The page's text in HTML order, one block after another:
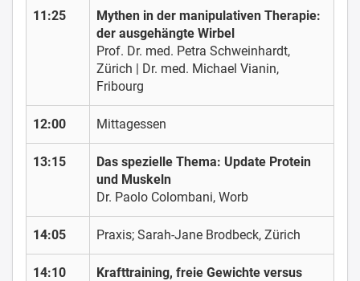
11:25
Mythen in der manipulativen Therapie:
der ausgehängte Wirbel
Prof. Dr. med. Petra Schweinhardt,
Zürich | Dr. med. Michael Vianin,
Fribourg
12:00 Mittagessen
13:15
Das spezielle Thema: Update Protein
und Muskeln
Dr. Paolo Colombani, Worb
14:05 Praxis; Sarah-Jane Brodbeck, Zürich
14:10
Krafttraining, freie Gewichte versus